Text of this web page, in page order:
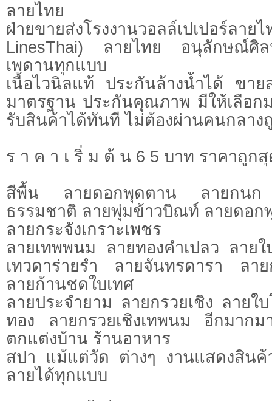
ลายไทย
ฝ่ายขายส่งโรงงานวอลล์เปเปอร์ล
LinesThai) ลายไทย อนุลักษณ์ศิ
เพดานทุกแบบ
เนื้อไวนิลแท้ ประกันล้างน้ำได้ ข
มาตรฐาน ประกันคุณภาพ มีให้เลือก
รับสินค้าได้ทันที ไม่ต้องผ่านคนกลาง
ร า ค า เ ริ่ ม ต้ น 6 5 บาท ราคาถูก
สีพื้น ลายดอกพุดตาน ลายกนก
ธรรมชาติ ลายพุ่มข้าวบิณท์ ลายดอก
ลายกระจังเกราะเพชร
ลายเทพพนม ลายทองคำเปลว ลาย
เทวดาร่ายรำ ลายจันทรดารา ลา
ลายก้านชดใบเทศ
ลายประจำยาม ลายกรวยเชิง ลายใ
ทอง ลายกรวยเชิงเทพนม อีกมาก
ตกแต่งบ้าน ร้านอาหาร
สปา แม้แต่วัด ต่างๆ งานแสดงสินค้
ลายได้ทุกแบบ